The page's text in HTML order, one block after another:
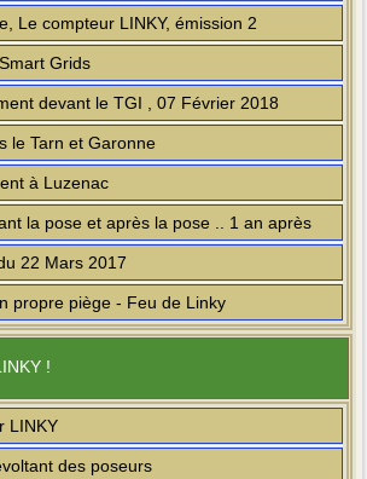
Le compteur LINKY, émission 2
Grids
devant le TGI , 07 Février 2018
le Tarn et Garonne
à Luzenac
la pose et après la pose .. 1 an après
22 Mars 2017
propre piège - Feu de Linky
!
LINKY
des poseurs